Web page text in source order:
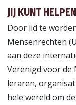
JIJ KUNT HELPEN
Door lid te
Mensenrechten
aan deze
Verenigd voor de
leraren,
hele wereld om